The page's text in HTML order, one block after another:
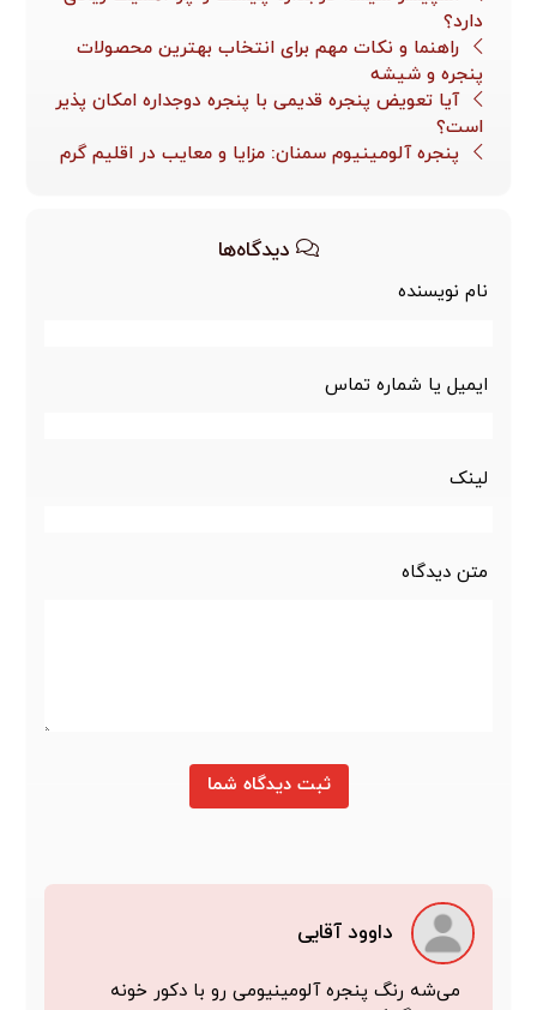
دارد؟
راهنما و نکات مهم برای انتخاب بهترین محصولات
پنجره و شیشه
آیا تعویض پنجره قدیمی با پنجره دوجداره امکان پذیر
است؟
پنجره آلومینیوم سمنان: مزایا و معایب در اقلیم گرم
دیدگاه‌ها
نام نویسنده
ایمیل یا شماره تماس
لینک
متن دیدگاه
ثبت دیدگاه شما
داوود آقایی
می‌شه رنگ پنجره آلومینیومی رو با دکور خونه